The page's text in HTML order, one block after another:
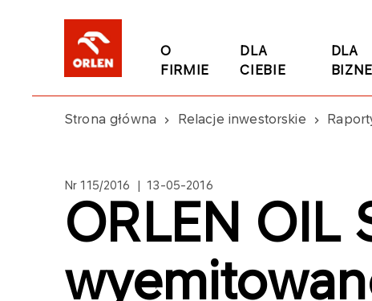
O
FIRMIE
DLA
CIEBIE
DLA
Strona główna Relacje inwestorskie
Nr 115/2016 | 13-05-2016
ORLEN OIL